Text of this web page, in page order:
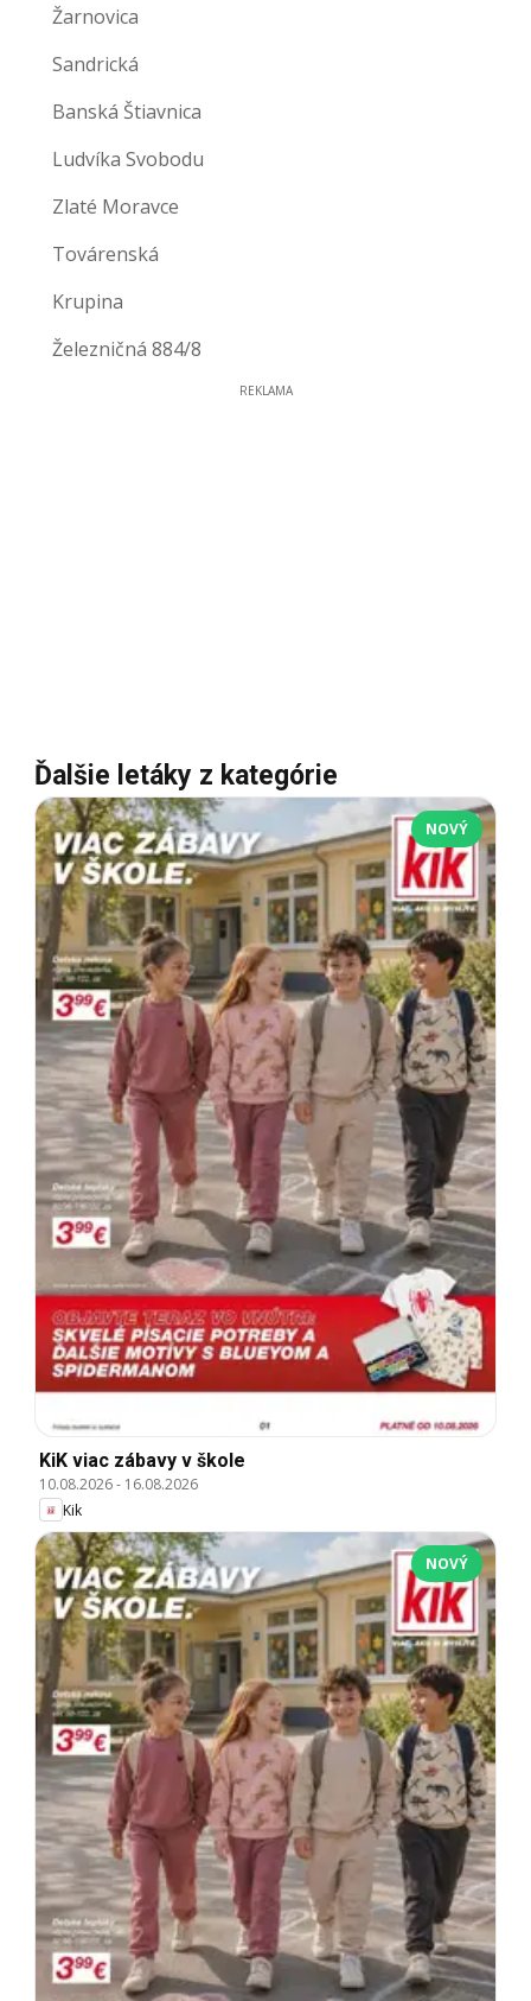
Žarnovica
Sandrická
Banská Štiavnica
Ludvíka Svobodu
Zlaté Moravce
Továrenská
Krupina
Železničná 884/8
REKLAMA
Ďalšie letáky z kategórie
NOVÝ
KiK viac zábavy v škole
10.08.2026- 16.08.2026
Kik
NOVÝ